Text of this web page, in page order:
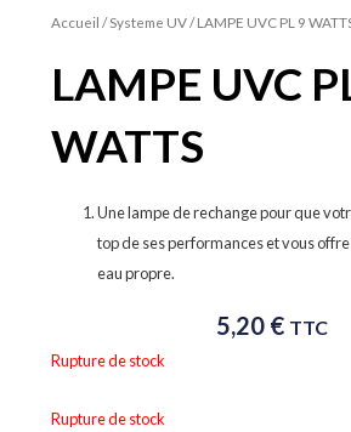
Accueil /Systeme UV/ LAMPE UVC PL 9
LAMPE UVC
WATTS
Une lampe de rechange pour que
top de ses performances et vous
eau propre.
5,20 € TTC
Rupture de stock
Rupture de stock